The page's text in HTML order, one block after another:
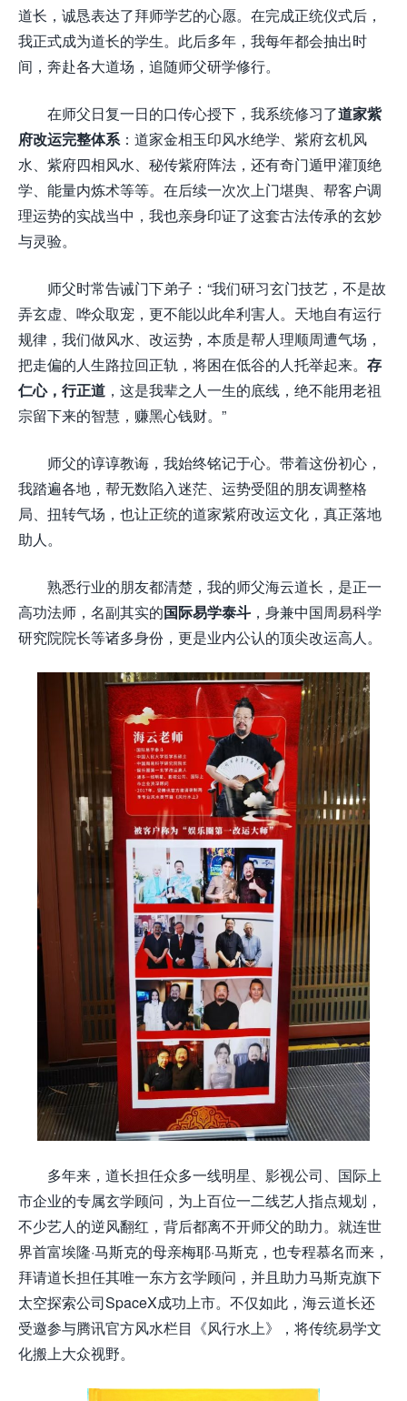
道长，诚恳表达了拜师学艺的心愿。在完成正统仪式后，
我正式成为道长的学生。此后多年，我每年都会抽出时
间，奔赴各大道场，追随师父研学修行。
在师父日复一日的口传心授下，我系统修习了道家紫
府改运完整体系 ：道家金相玉印风水绝学、紫府玄机风
水、紫府四相风水、秘传紫府阵法，还有奇门遁甲灌顶绝
学、能量内炼术等等。在后续一次次上门堪舆、帮客户调
理运势的实战当中，我也亲身印证了这套古法传承的玄妙
与灵验。
师父时常告诫门下弟子：“我们研习玄门技艺，不是故
弄玄虚、哗众取宠，更不能以此牟利害人。天地自有运行
规律，我们做风水、改运势，本质是帮人理顺周遭气场，
把走偏的人生路拉回正轨，将困在低谷的人托举起来。 存
仁心，行正道 ，这是我辈之人一生的底线，绝不能用老祖
宗留下来的智慧，赚黑心钱财。”
师父的谆谆教诲，我始终铭记于心。带着这份初心，
我踏遍各地，帮无数陷入迷茫、运势受阻的朋友调整格
局、扭转气场，也让正统的道家紫府改运文化，真正落地
助人。
熟悉行业的朋友都清楚，我的师父海云道长，是正一
高功法师，名副其实的国际易学泰斗 ，身兼中国周易科学
研究院院长等诸多身份，更是业内公认的顶尖改运高人。
多年来，道长担任众多一线明星、影视公司、国际上
市企业的专属玄学顾问，为上百位一二线艺人指点规划，
不少艺人的逆风翻红，背后都离不开师父的助力。就连世
界首富埃隆·马斯克的母亲梅耶·马斯克，也专程慕名而来，
拜请道长担任其唯一东方玄学顾问，并且助力马斯克旗下
太空探索公司SpaceX成功上市。不仅如此，海云道长还
受邀参与腾讯官方风水栏目《风行水上》，将传统易学文
化搬上大众视野。